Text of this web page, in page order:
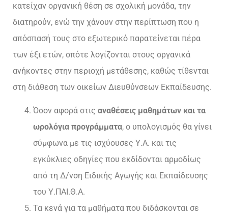
κατείχαν οργανική θέση σε σχολική μονάδα, την
διατηρούν, ενώ την χάνουν στην περίπτωση που η
απόσπασή τους στο εξωτερικό παρατείνεται πέρα
των έξι ετών, οπότε λογίζονται στους οργανικά
ανήκοντες στην περιοχή μετάθεσης, καθώς τίθενται
στη διάθεση των οικείων Διευθύνσεων Εκπαίδευσης.
Όσον αφορά στις αναθέσεις μαθημάτων και τα
ωρολόγια προγράμματα, ο υπολογισμός θα γίνει
σύμφωνα με τις ισχύουσες Υ.Α. και τις
εγκύκλιες οδηγίες που εκδίδονται αρμοδίως
από τη Δ/νση Ειδικής Αγωγής και Εκπαίδευσης
του Υ.ΠΑΙ.Θ.Α.
Τα κενά για τα μαθήματα που διδάσκονται σε